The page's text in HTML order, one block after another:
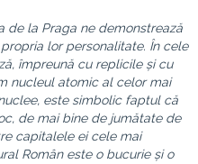
de la Praga ne demonstrează
lor personalitate. În cele
împreună cu replicile și cu
nucleul atomic al celor mai
este simbolic faptul că
de mai bine de jumătate de
capitalele ei cele mai
Român este o bucurie și o